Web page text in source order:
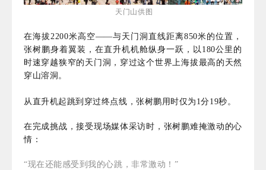
天门山供图
在海拔2200米高空——与天门洞直线距离850米的位置，
张树鹏身着翼装，在直升机机舱纵身一跃，以180公里的
时速穿越狭窄的天门洞，穿过这个世界上海拔最高的天然
穿山溶洞 。
从直升机起跳到穿过终点线，张树鹏用时仅为1分19秒。
在完成挑战，接受现场媒体采访时，张树鹏难掩激动的心
情：
“现在还能感受到我的心跳，非常激动！”